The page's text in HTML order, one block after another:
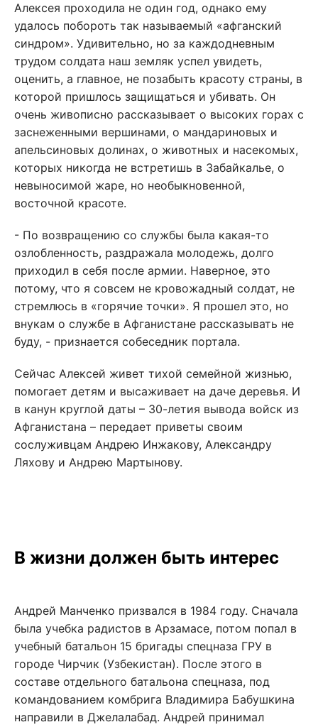
Алексея проходила не один год, однако ему
удалось побороть так называемый «афганский
синдром». Удивительно, но за каждодневным
трудом солдата наш земляк успел увидеть,
оценить, а главное, не позабыть красоту страны, в
которой пришлось защищаться и убивать. Он
очень живописно рассказывает о высоких горах с
заснеженными вершинами, о мандариновых и
апельсиновых долинах, о животных и насекомых,
которых никогда не встретишь в Забайкалье, о
невыносимой жаре, но необыкновенной,
восточной красоте.
- По возвращению со службы была какая-то
озлобленность, раздражала молодежь, долго
приходил в себя после армии. Наверное, это
потому, что я совсем не кровожадный солдат, не
стремлюсь в «горячие точки». Я прошел это, но
внукам о службе в Афганистане рассказывать не
буду, - признается собеседник портала.
Сейчас Алексей живет тихой семейной жизнью,
помогает детям и высаживает на даче деревья. И
в канун круглой даты – 30-летия вывода войск из
Афганистана – передает приветы своим
сослуживцам Андрею Инжакову, Александру
Ляхову и Андрею Мартынову.
В жизни должен быть интерес
Андрей Манченко призвался в 1984 году. Сначала
была учебка радистов в Арзамасе, потом попал в
учебный батальон 15 бригады спецназа ГРУ в
городе Чирчик (Узбекистан). После этого в
составе отдельного батальона спецназа, под
командованием комбрига Владимира Бабушкина
направили в Джелалабад. Андрей принимал